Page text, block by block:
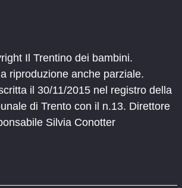
Il Trentino dei bambini.
riproduzione anche parziale.
il 30/11/2015 nel registro della
di Trento con il n.13. Direttore
Silvia Conotter